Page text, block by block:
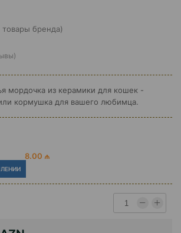
товары бренда)
мордочка из керамики для кошек -
кормушка для вашего любимца.
8.00 ₼